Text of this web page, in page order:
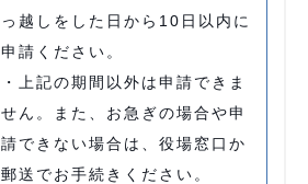
っ越しをした日から10日以内に
申請ください。
・上記の期間以外は申請できま
せん。また、お急ぎの場合や申
請できない場合は、役場窓口か
郵送でお手続きください。